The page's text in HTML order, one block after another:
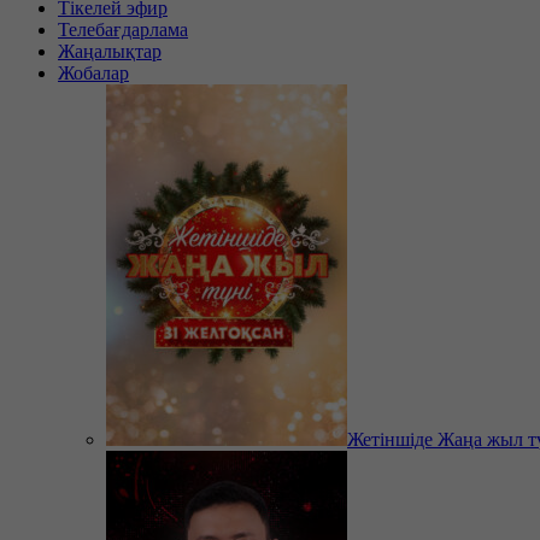
Тікелей эфир
Телебағдарлама
Жаңалықтар
Жобалар
Жетіншіде Жаңа жыл